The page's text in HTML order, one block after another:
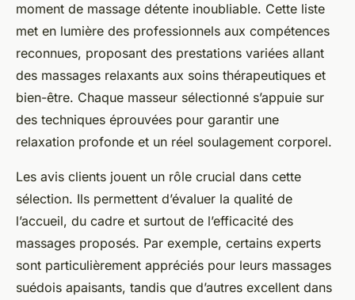
moment de massage détente inoubliable. Cette liste
met en lumière des professionnels aux compétences
reconnues, proposant des prestations variées allant
des massages relaxants aux soins thérapeutiques et
bien-être. Chaque masseur sélectionné s’appuie sur
des techniques éprouvées pour garantir une
relaxation profonde et un réel soulagement corporel.
Les avis clients jouent un rôle crucial dans cette
sélection. Ils permettent d’évaluer la qualité de
l’accueil, du cadre et surtout de l’efficacité des
massages proposés. Par exemple, certains experts
sont particulièrement appréciés pour leurs massages
suédois apaisants, tandis que d’autres excellent dans